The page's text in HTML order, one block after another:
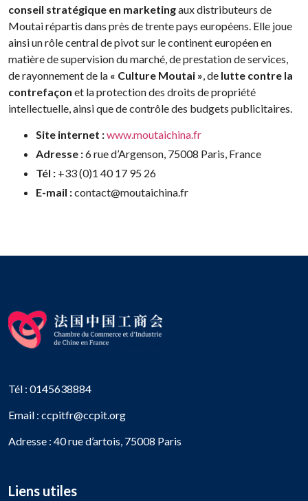
conseil stratégique en marketingaux distributeurs de
Moutai répartis dans près de trente pays européens. Elle joue
ainsi un rôle central de pivot sur le continent européen en
matière de supervision du marché, de prestation de services,
de rayonnement de la « Culture Moutai », de lutte contre la
contrefaçon et la protection des droits de propriété
intellectuelle, ainsi que de contrôle des budgets publicitaires.
Site internet :www.moutaichina.fr
Adresse :6 rue d’Argenson, 75008 Paris, France
Tél : +33 (0)1 40 17 95 26
E-mail :contact@moutaichina.fr
Tél : 0145638884
Email : ccpitfr@ccpit.org
Adresse : 40 rue d’artois, 75008 Paris
Liens utiles